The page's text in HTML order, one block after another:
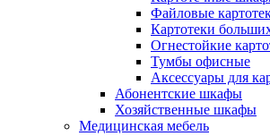
Файловые
Картотеки
Огнестойкие
Тумбы офисные
Аксессуары для
Абонентские шкафы
Хозяйственные шкафы
Медицинская мебель